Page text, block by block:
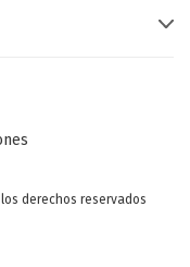
los derechos reservados